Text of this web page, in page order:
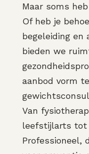
Maar soms
Of heb je
begeleiding en
bieden we
aanbod vorm
Van
leefstijlarts tot
Professioneel,